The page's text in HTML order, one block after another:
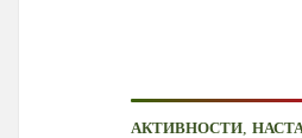
АКТИВНОСТИ ,